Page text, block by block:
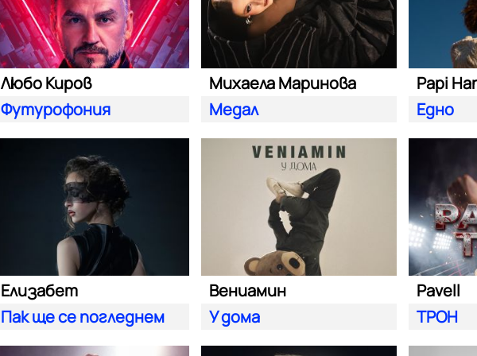
Любо Киров
Футурофония
Михаела Маринова
Медал
Papi
Едно
Елизабет
Пак ще се погледнем
Вениамин
У дома
Pavell
ТРОН